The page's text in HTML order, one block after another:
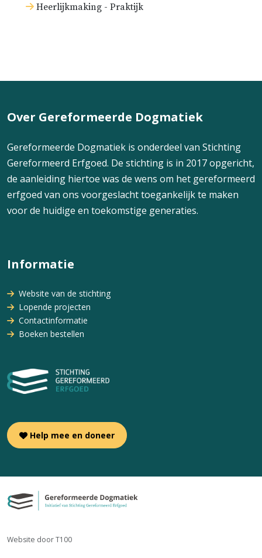
Heerlijkmaking - Praktijk
Over Gereformeerde Dogmatiek
Gereformeerde Dogmatiek is onderdeel van Stichting
Gereformeerd Erfgoed. De stichting is in 2017 opgericht,
de aanleiding hiertoe was de wens om het gereformeerd
erfgoed van ons voorgeslacht toegankelijk te maken
voor de huidige en toekomstige generaties.
Informatie
Website van de stichting
Lopende projecten
Contactinformatie
Boeken bestellen
Help mee en doneer
Website door T100